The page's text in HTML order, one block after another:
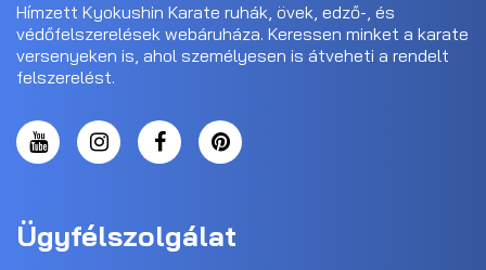
Hímzett Kyokushin Karate ruhák, övek, edző-, és
védőfelszerelések webáruháza. Keressen minket a karate
versenyeken is, ahol személyesen is átveheti a rendelt
felszerelést.
Ügyfélszolgálat